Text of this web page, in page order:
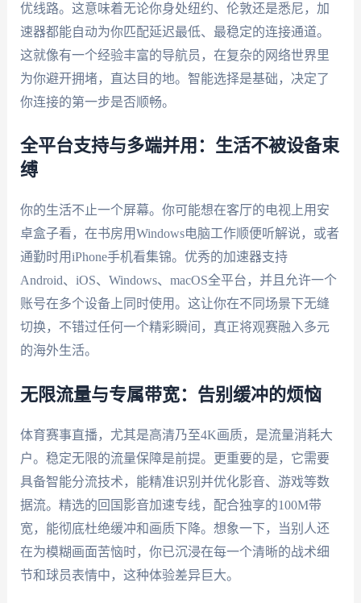
优线路。这意味着无论你身处纽约、伦敦还是悉尼，加
速器都能自动为你匹配延迟最低、最稳定的连接通道。
这就像有一个经验丰富的导航员，在复杂的网络世界里
为你避开拥堵，直达目的地。智能选择是基础，决定了
你连接的第一步是否顺畅。
全平台支持与多端并用：生活不被设备束
缚
你的生活不止一个屏幕。你可能想在客厅的电视上用安
卓盒子看，在书房用Windows电脑工作顺便听解说，或者
通勤时用iPhone手机看集锦。优秀的加速器支持
Android、iOS、Windows、macOS全平台，并且允许一个
账号在多个设备上同时使用。这让你在不同场景下无缝
切换，不错过任何一个精彩瞬间，真正将观赛融入多元
的海外生活。
无限流量与专属带宽：告别缓冲的烦恼
体育赛事直播，尤其是高清乃至4K画质，是流量消耗大
户。稳定无限的流量保障是前提。更重要的是，它需要
具备智能分流技术，能精准识别并优化影音、游戏等数
据流。精选的回国影音加速专线，配合独享的100M带
宽，能彻底杜绝缓冲和画质下降。想象一下，当别人还
在为模糊画面苦恼时，你已沉浸在每一个清晰的战术细
节和球员表情中，这种体验差异巨大。